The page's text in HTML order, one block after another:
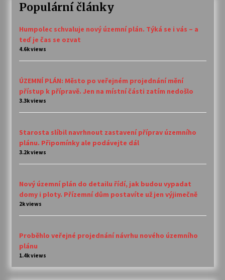
Populární články
Humpolec schvaluje nový územní plán. Týká se i vás – a
teď je čas se ozvat
4.6k views
ÚZEMNÍ PLÁN: Město po veřejném projednání mění
přístup k přípravě. Jen na místní části zatím nedošlo
3.3k views
Starosta slíbil navrhnout zastavení příprav územního
plánu. Připomínky ale podávejte dál
3.2k views
Nový územní plán do detailu řídí, jak budou vypadat
domy i ploty. Přízemní dům postavíte už jen výjimečně
2k views
Proběhlo veřejné projednání návrhu nového územního
plánu
1.4k views